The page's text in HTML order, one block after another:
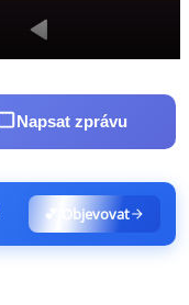
Napsat zprávu
💕 Objevovat